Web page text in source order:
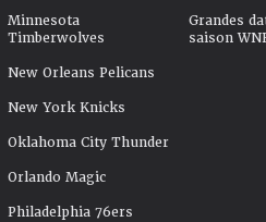
Minnesota
Timberwolves
New Orleans Pelicans
New York Knicks
Oklahoma City Thunder
Orlando Magic
Philadelphia 76ers
Grandes
saison